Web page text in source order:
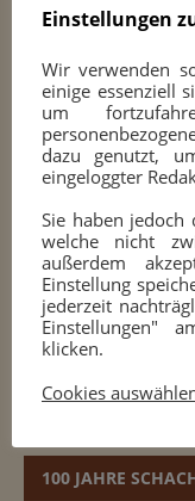
Sportplatz des
Im Alten Holz (links
58093 Hagen
Freitags von 18 bis
durchgehende
darüber hinaus
Jugendtraining
Training am
Endspiele,
100 JAHRE
Einstellungen
Wir verwenden
einige essenziell
um
dazu genutzt,
eingeloggter
Sie haben jedoch
welche nicht
außerdem
Einstellung
jederzeit
Einstellungen"
klicken.
Cookies